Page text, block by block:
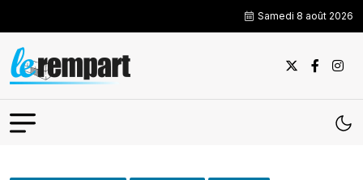
Samedi 8 août 2026